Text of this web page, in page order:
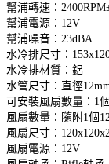
幫浦轉速：
幫浦電源：12V
幫浦噪音：23dBA
水冷排尺寸：
水冷排材質：鋁
水管尺寸：直徑
可安裝風扇數量：1
風扇數量：隨附1個
風扇尺寸：
風扇電源：12V